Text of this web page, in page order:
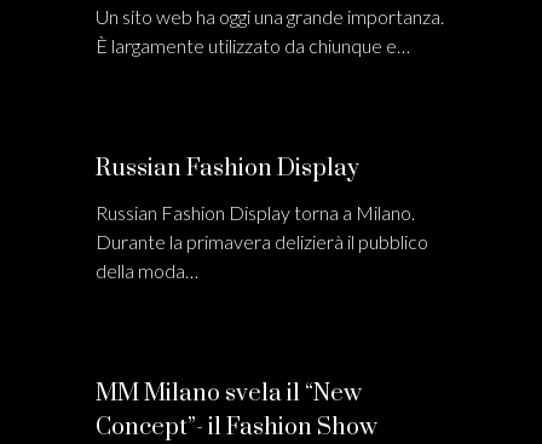
Un sito web ha oggi una grande importanza.
È largamente utilizzato da chiunque e…
Russian Fashion Display
Russian Fashion Display torna a Milano.
Durante la primavera delizierà il pubblico
della moda…
MM Milano svela il “New
Concept”- il Fashion Show